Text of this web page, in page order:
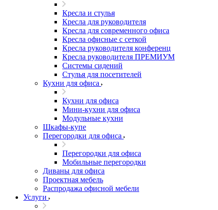
Кресла и стулья
Кресла для руководителя
Кресла для современного офиса
Кресла офисные с сеткой
Кресла руководителя конференц
Кресла руководителя ПРЕМИУМ
Системы сидений
Стулья для посетителей
Кухни для офиса
Кухни для офиса
Мини-кухни для офиса
Модульные кухни
Шкафы-купе
Перегородки для офиса
Перегородки для офиса
Мобильные перегородки
Диваны для офиса
Проектная мебель
Распродажа офисной мебели
Услуги